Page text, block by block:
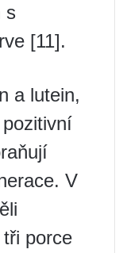
s
[11].
a lutein,
V
porce